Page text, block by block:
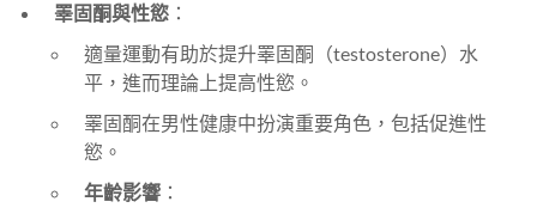
睪固酮與性慾 ：
適量運動有助於提升睪固酮（testosterone）水
平，進而理論上提高性慾。
睪固酮在男性健康中扮演重要角色，包括促進性
慾。
年齡影響 ：